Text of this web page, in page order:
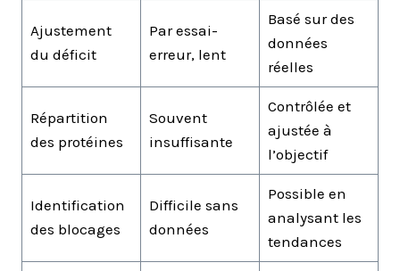
Ajustement
du déficit
Par essai-
erreur, lent
Basé sur des
données
réelles
Répartition
des protéines
Souvent
insuffisante
Contrôlée et
ajustée à
l’objectif
Identification
des blocages
Difficile sans
données
Possible en
analysant les
tendances